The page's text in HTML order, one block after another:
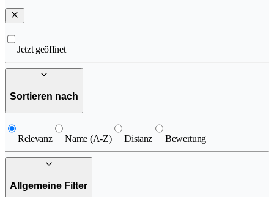
Jetzt geöffnet
Sortieren nach
Relevanz Name (A-Z) Distanz Bewertung
Allgemeine Filter